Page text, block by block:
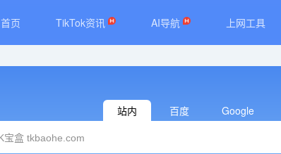
首页 TikTok资讯 AI导航 上网工具
站内 百度 Google